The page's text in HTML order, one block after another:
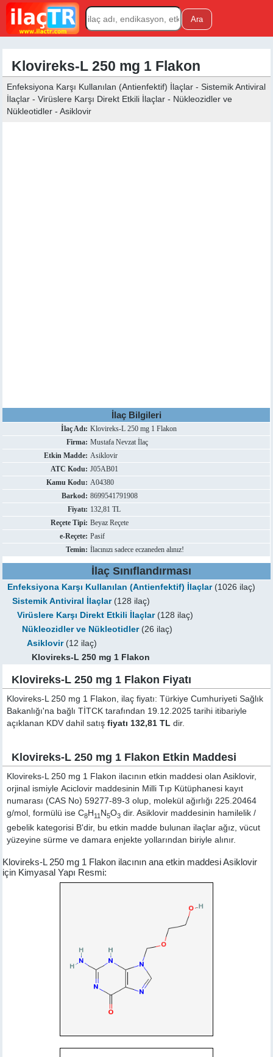
Klovireks-L 250 mg 1 Flakon
Enfeksiyona Karşı Kullanılan (Antienfektif) İlaçlar - Sistemik Antiviral
İlaçlar - Virüslere Karşı Direkt Etkili İlaçlar - Nükleozidler ve
Nükleotidler - Asiklovir
İlaç Bilgileri
İlaç Adı: Klovireks-L 250 mg 1 Flakon
Firma: Mustafa Nevzat İlaç
Etkin Madde: Asiklovir
ATC Kodu: J05AB01
Kamu Kodu: A04380
Barkod: 8699541791908
Fiyatı: 132,81 TL
Reçete Tipi: Beyaz Reçete
e-Reçete: Pasif
Temin: İlacınızı sadece eczaneden alınız!
İlaç Sınıflandırması
Enfeksiyona Karşı Kullanılan (Antienfektif) İlaçlar(1026 ilaç)
Sistemik Antiviral İlaçlar(128 ilaç)
Virüslere Karşı Direkt Etkili İlaçlar(128 ilaç)
Nükleozidler ve Nükleotidler(26 ilaç)
Asiklovir(12 ilaç)
Klovireks-L 250 mg 1 Flakon
Klovireks-L 250 mg 1 Flakon Fiyatı
Klovireks-L 250 mg 1 Flakon, ilaç fiyatı: Türkiye Cumhuriyeti Sağlık
Bakanlığı'na bağlı TİTCK tarafından 19.12.2025 tarihi itibariyle
açıklanan KDV dahil satışfiyatı 132,81 TL dir.
Klovireks-L 250 mg 1 Flakon Etkin Maddesi
Klovireks-L 250 mg 1 Flakon ilacının etkin maddesi olan Asiklovir,
orjinal ismiyleAciclovir maddesinin Milli Tıp Kütüphanesi kayıt
numarası (CAS No) 59277-89-3 olup, molekül ağırlığı 225.20464
g/mol, formülü ise C8H 11 N5O3 dir. Asiklovir maddesinin hamilelik /
gebelik kategorisi B'dir, bu etkin madde bulunan ilaçlar ağız, vücut
yüzeyine sürme ve damara enjekte yollarından biriyle alınır.
Klovireks-L 250 mg 1 Flakon ilacının ana etkin maddesi Asiklovir
için Kimyasal Yapı Resmi: